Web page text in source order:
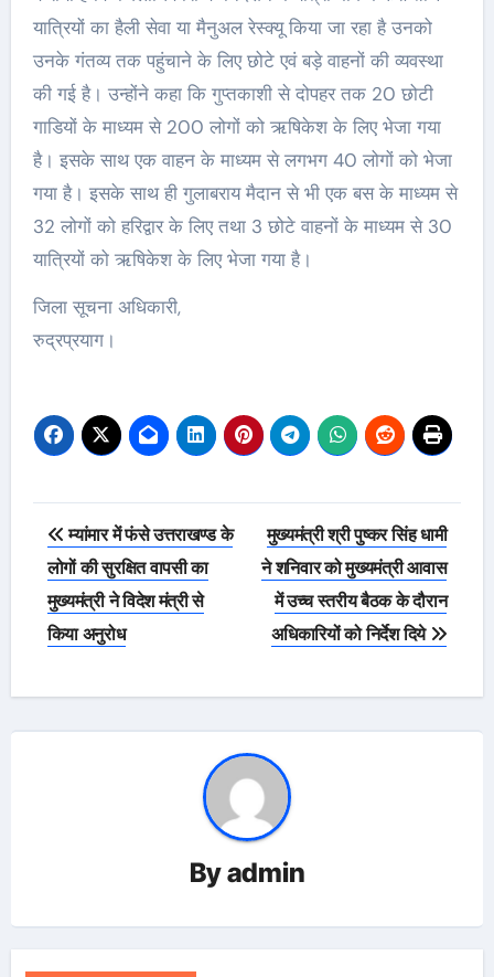
यात्रियों का हैली सेवा या मैनुअल रेस्क्यू किया जा रहा है उनको
उनके गंतव्य तक पहुंचाने के लिए छोटे एवं बड़े वाहनों की व्यवस्था
की गई है। उन्होंने कहा कि गुप्तकाशी से दोपहर तक 20 छोटी
गाडियों के माध्यम से 200 लोगों को ऋषिकेश के लिए भेजा गया
है। इसके साथ एक वाहन के माध्यम से लगभग 40 लोगों को भेजा
गया है। इसके साथ ही गुलाबराय मैदान से भी एक बस के माध्यम से
32 लोगों को हरिद्वार के लिए तथा 3 छोटे वाहनों के माध्यम से 30
यात्रियों को ऋषिकेश के लिए भेजा गया है।
जिला सूचना अधिकारी,
रुद्रप्रयाग।
Post
navigation
म्यांमार में फंसे उत्तराखण्ड के
लोगों की सुरक्षित वापसी का
मुख्यमंत्री ने विदेश मंत्री से
किया अनुरोध
मुख्यमंत्री श्री पुष्कर सिंह धामी
ने शनिवार को मुख्यमंत्री आवास
में उच्च स्तरीय बैठक के दौरान
अधिकारियों को निर्देश दिये
Byadmin